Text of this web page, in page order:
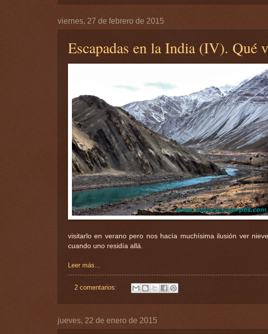
viernes, 27 de febrero de 2015
Escapadas en la India (IV). Qué
visitarlo en verano pero nos hacía muchísima ilusión ver
cuando uno residía allá.
Leer más...
2 comentarios:
jueves, 22 de enero de 2015